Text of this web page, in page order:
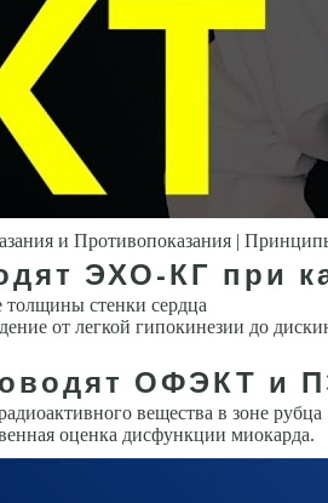
и Противопоказания |
ЭХО-КГ при
стенки сердца
от легкой гипокинезии до
ОФЭКТ и
вещества в зоне рубца
оценка дисфункции миокарда.